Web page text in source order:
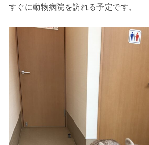
すぐに動物病院を訪れる予定です。